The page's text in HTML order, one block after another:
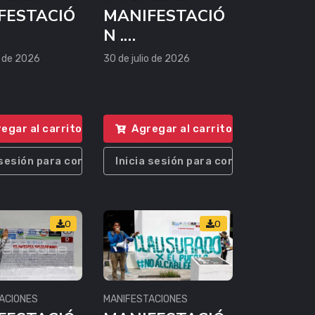
de 2026
al carrito
para comprar
MANIFESTACIÓ
N .
AMBIENTALIST
30 de julio de 2026
Agregar al carrito
Inicia sesión para comprar
0 0
MANIFESTACIONES